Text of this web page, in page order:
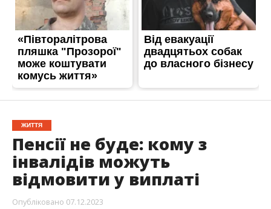
ЖИТТЯ
Пенсії не буде: кому з
інвалідів можуть
відмовити у виплаті
Опубліковано 07.12.2023